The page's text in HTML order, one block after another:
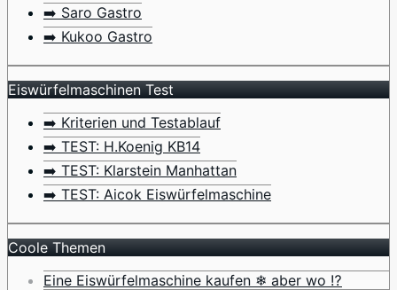
➡️ Saro Gastro
➡️ Kukoo Gastro
Eiswürfelmaschinen Test
➡️ Kriterien und Testablauf
➡️ TEST: H.Koenig KB14
➡️ TEST: Klarstein Manhattan
➡️ TEST: Aicok Eiswürfelmaschine
Coole Themen
Eine Eiswürfelmaschine kaufen ❄ aber wo ⁉️